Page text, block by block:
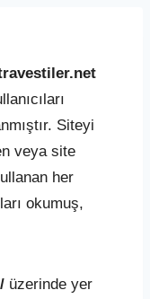
Siteyi
veya site
her
okumuş,
üzerinde yer